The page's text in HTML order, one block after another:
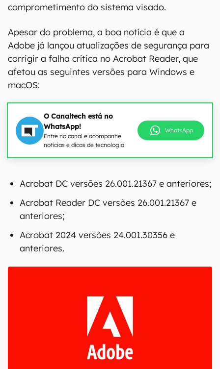
comprometimento do sistema visado.
Apesar do problema, a boa notícia é que a
Adobe já lançou atualizações de segurança para
corrigir a falha crítica no Acrobat Reader, que
afetou as seguintes versões para Windows e
macOS:
O Canaltech está no
WhatsApp!
Entre no canal e acompanhe
notícias e dicas de tecnologia
WhatsApp
Acrobat DC versões 26.001.21367 e anteriores;
Acrobat Reader DC versões 26.001.21367 e
Acrobat 2024 versões 24.001.30356 e